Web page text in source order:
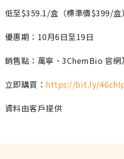
低至$359.1/盒（標準價$399/盒）
優惠期：10月6日至19日
銷售點：萬寧、3ChemBio 官網
立即購買： https://bit.ly/
資料由客戶提供